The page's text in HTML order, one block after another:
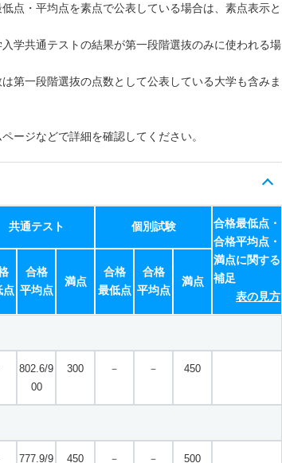
点・平均点を素点で公表している場合は、素点表示と
学共通テストの結果が第一段階選抜のみに使われる場
第一段階選抜の点数として公表している大学も含みま
ージなどで詳細を確認してください。
共通テスト 個別試験
合格最低点・
合格平均点・
満点に関する
補足
表の見方
点
合格
平均点
満点
合格
最低点
合格
平均点
満点
802.6/9
00
300 － － 450
777.9/9
450 － － 500